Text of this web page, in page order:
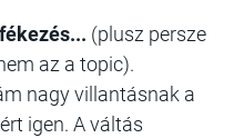
(plusz persze
az a topic).
nagy villantásnak a
igen. A váltás